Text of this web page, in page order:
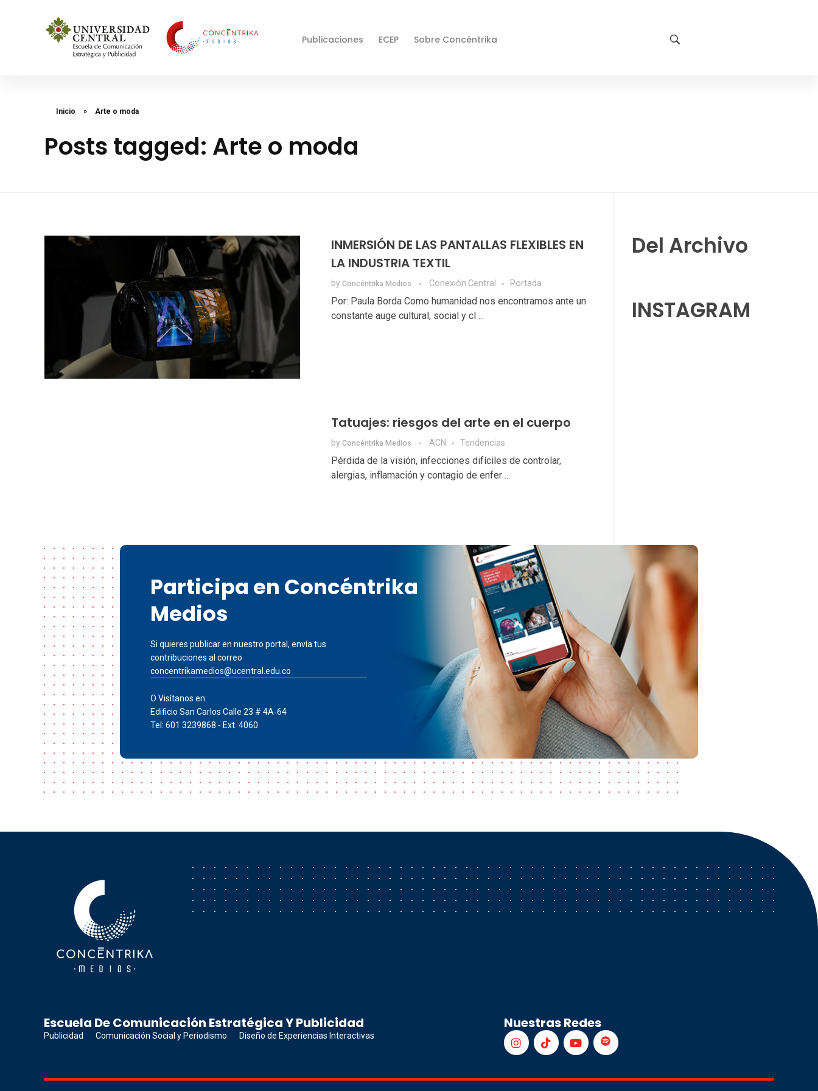
Publicaciones ECEP Sobre Concéntrika
Inicio » Arte o moda
Posts tagged: Arte o moda
INMERSIÓN DE LAS PANTALLAS FLEXIBLES EN
LA INDUSTRIA TEXTIL
by Concéntrika Medios Conexión Central Portada
Por: Paula Borda Como humanidad nos encontramos ante un
constante auge cultural, social y cl ...
Tatuajes: riesgos del arte en el cuerpo
by Concéntrika Medios ACN Tendencias
Pérdida de la visión, infecciones difíciles de controlar,
alergias, inflamación y contagio de enfer ...
Del Archivo
INSTAGRAM
Participa en Concéntrika
Medios
Si quieres publicar en nuestro portal, envía tus
contribuciones al correo
concentrikamedios@ucentral.edu.co
O Visítanos en:
Edificio San Carlos Calle 23 # 4A-64
Tel: 601 3239868 - Ext. 4060
Escuela De Comunicación Estratégica Y Publicidad
Publicidad Comunicación Social y Periodismo Diseño de Experiencias Interactivas
Nuestras Redes